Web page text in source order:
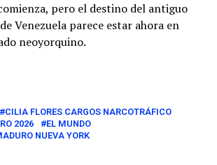
pero el destino del antiguo
Venezuela parece estar ahora en
neoyorquino.
CILIA FLORES CARGOS NARCOTRÁFICO
2026
EL MUNDO
NUEVA YORK